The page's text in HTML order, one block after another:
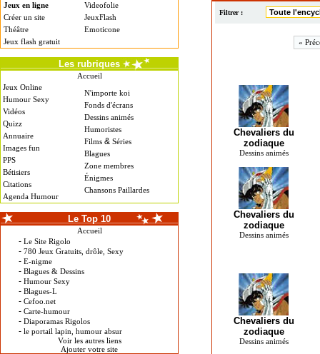
Jeux en ligne
Créer un site
Théâtre
Jeux flash gratuit
Videofolie
JeuxFlash
Emoticone
Les rubriques
Accueil
Jeux Online
Humour Sexy
Vidéos
Quizz
Annuaire
Images fun
PPS
Bétisiers
Citations
Agenda Humour
N'importe koi
Fonds d'écrans
Dessins animés
Humoristes
Films & Séries
Blagues
Zone membres
Énigmes
Chansons Paillardes
Le Top 10
Accueil
- Le Site Rigolo
- 780 Jeux Gratuits, drôle, Sexy
- E-nigme
- Blagues & Dessins
- Humour Sexy
- Blagues-L
- Cefoo.net
- Carte-humour
- Diaporamas Rigolos
- le portail lapin, humour absur
Voir les autres liens
Ajouter votre site
Filtrer :
«
Chevaliers du
zodiaque
Dessins animés
Chevaliers du
zodiaque
Dessins animés
Chevaliers du
zodiaque
Dessins animés